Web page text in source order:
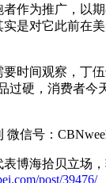
者作为推广，以
是对它此前在美
时间观察，丁
过硬，消费者今
微信号：
博海拾贝立场，
post/39476/